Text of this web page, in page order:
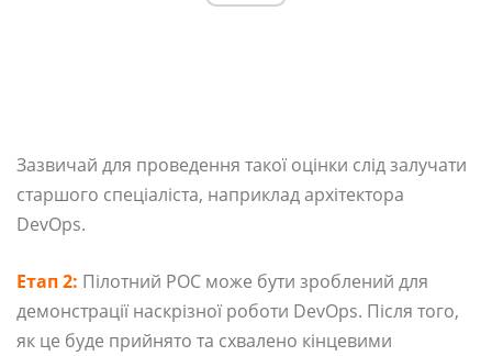
Зазвичай для проведення такої оцінки слід залучати
старшого спеціаліста, наприклад архітектора
DevOps.
Етап 2: Пілотний POC може бути зроблений для
демонстрації наскрізної роботи DevOps. Після того,
як це буде прийнято та схвалено кінцевими